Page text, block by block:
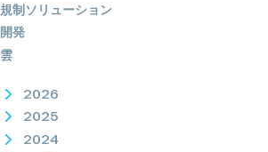
規制ソリューション
開発
雲
2026
2025
2024